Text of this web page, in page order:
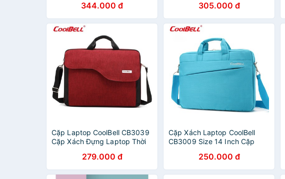
344.000 đ 305.000 đ
Cặp Laptop CoolBell CB3039
Cặp Xách Đựng Laptop Thời
279.000 đ
Cặp Xách Laptop CoolBell
CB3009 Size 14 Inch Cặp
Cao Cấp GIÁ SỈ250.000 đ